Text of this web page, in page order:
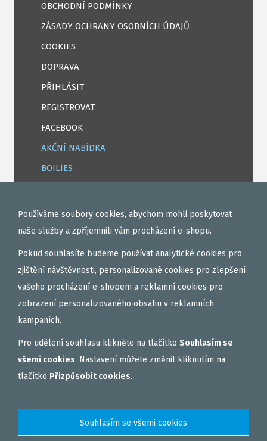
OBCHODNÍ PODMÍNKY
ZÁSADY OCHRANY OSOBNÍCH ÚDAJŮ
COOKIES
DOPRAVA
PŘIHLÁSIT
REGISTROVAT
FACEBOOK
AKČNÍ NABÍDKA
BOILIES
TEKUTÉ
OBALOVAČKY
VAŘENÝ PARTIKL
BIŽUTERIE NA MONTÁŽE
DÁRKOVÝ POUKAZ, DÁRKOVÁ KAZETA
AKČNÍ SETY
VNADÍCÍ, KRMÍTKOVÉ SMĚSI
PVA PUNČOCHY A SÁČKY
Používáme soubory cookies, abychom mohli poskytovat
naše služby a zpříjemnili vám procházení e-shopu.
Pokud souhlasíte budeme používat analytické cookies pro
zjištění návštěvnosti, personalizované cookies pro zlepšení
vašeho procházení e-shopem a reklamní cookies pro
zobrazení personalizovaného obsahu v reklamních
kampaních.
Pro udělení souhlasu klikněte na tlačítko Souhlasím se
všemi cookies. Nastavení můžete změnit kliknutím na
tlačítko Přizpůsobit cookies.